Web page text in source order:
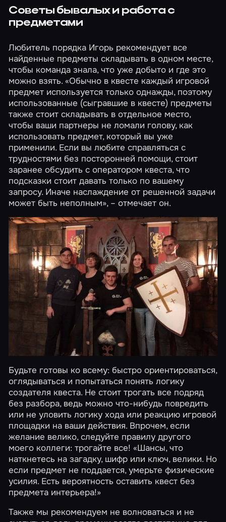
Советы бывалых и работа с
предметами
Любитель порядка Игорь рекомендует все
найденные предметы складывать в одном месте,
чтобы команда знала, что уже добыто и где это
можно взять. «Обычно в квесте каждый игровой
предмет используется только однажды, поэтому
использованные (сыгравшие в квесте) предметы
также стоит складывать в отдельное место,
чтобы ваши партнеры не ломали голову, как
использовать предмет, который вы уже
применили. Если вы любите справляться с
трудностями без посторонней помощи, стоит
заранее обсудить с оператором квеста, что
подсказки стоит давать только по вашему
запросу. Иначе наслаждение от решенной задачи
может быть неполным», – отмечает он.
Будьте готовы ко всему: быстро ориентироваться,
оглядываться и попытаться понять логику
создателя квеста. Не стоит трогать все подряд
без разбора, ведь можно что-нибудь повредить
или не уловить логику хода или реакцию игровой
площадки на ваши действия. Впрочем, если
желание велико, следуйте правилу другого
моего коллеги: трогайте все! «Шансы, что
наткнетесь на загадку, шифр или ключ, велики. Но
если предмет не поддается, умерьте физические
усилия. Есть вероятность оставить квест без
предмета интерьера!»
Также мы рекомендуем не волноваться и не